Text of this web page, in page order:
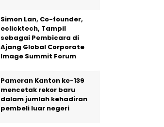
Simon Lan, Co-founder,
eclicktech, Tampil
sebagai Pembicara di
Ajang Global Corporate
Image Summit Forum
Pameran Kanton ke-139
mencetak rekor baru
dalam jumlah kehadiran
pembeli luar negeri